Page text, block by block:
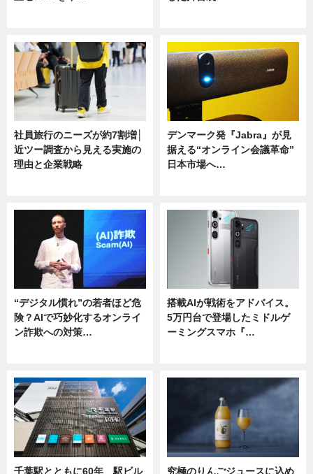
社員旅行のニーズが約7割増│
近ツー調査から見える実施の
理由と企業戦略
デンマーク発『Jabra』が見
据える“オンライン会議革命”
日本市場へ…
“デジタル慣れ”の若者ほど危
険？AIで巧妙化するオンライ
ン詐欺への対策…
搭載AIが戦術をアドバイス。
5万円台で登場したミドルゲ
ーミングスマホ『…
千葉駅とともに60年 駅ビル 究極のりんごジュースに込め